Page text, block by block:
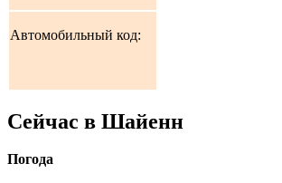
Автомобильный код:
Сейчас в Шайенн
Погода